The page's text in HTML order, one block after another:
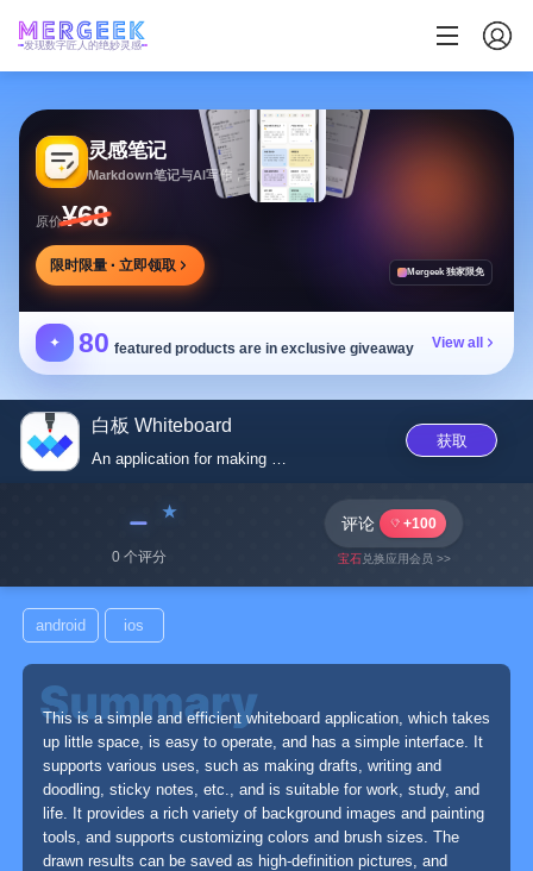
发现数字匠人的绝妙灵感
灵感笔记
Markdown笔记与AI写作，多方式整理同步笔记
原价¥68
限时限量 · 立即领取 Mergeek 独家限免
✦ 80 featured products are in exclusive giveaway View all
白板 Whiteboard
An application for making draf...
获取
﹣
0 个评分
评论 +100
宝石兑换应用会员 >>
android ios
This is a simple and efficient whiteboard application, which takes
up little space, is easy to operate, and has a simple interface. It
supports various uses, such as making drafts, writing and
doodling, sticky notes, etc., and is suitable for work, study, and
life. It provides a rich variety of background images and painting
tools, and supports customizing colors and brush sizes. The
drawn results can be saved as high-definition pictures, and